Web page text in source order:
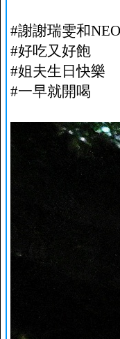
#謝謝瑞雯和NEO
#好吃又好飽
#姐夫生日快樂
#一早就開喝